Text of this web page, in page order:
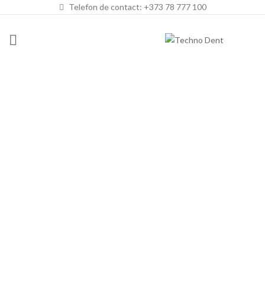
Telefon de contact: +373 78 777 100